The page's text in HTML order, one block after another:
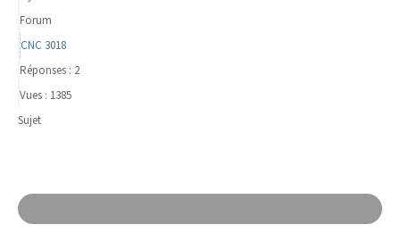
Forum
CNC 3018
Réponses : 2
Vues : 1385
Sujet